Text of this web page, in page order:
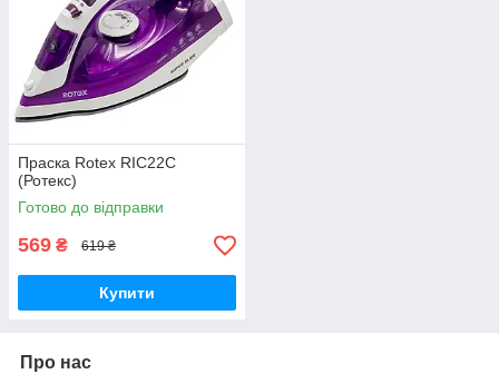
Праска Rotex RIC22C
(Ротекс)
Готово до відправки
569 ₴ 619 ₴
Купити
Про нас